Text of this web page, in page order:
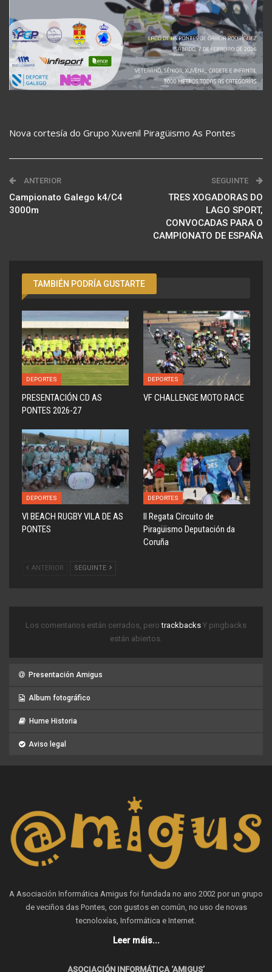
Nova cortesía do Grupo Xuvenil Piragüismo As Pontes
ANTERIOR
Campionato Galego k4/C4
3000m
SEGUINTE
TRES XOGADORAS DO
LAGO SPORT,
CONVOCADAS PARA O
CAMPIONATO DE ESPAÑA
TAMBIÉN PODRÍA GUSTARTE
DEPORTES
PRESENTACIÓN CD AS
PONTES 2026-27
DEPORTES
VF CHALLENGE MOTO RACE
DEPORTES
VI BEACH RUGBY VILA DE AS
PONTES
DEPORTES
ll Regata Circuito de
Piragüismo Deputación da
Coruña
ANTERIOR SEGUINTE
Los comentarios están cerrados, perotrackbacks Y pingbacks
están abiertos.
Presentación Amigus
Album fotográfico
Hume Historia
Aviso legal
A Asociación Informática Amigus foi fundada no ano 2002 por un grupo
de veciños das Pontes, con gustos en común, no uso de novas
tecnoloxías, Informática e Internet.
Leer máis...
ASOCIACIÓN INFORMÁTICA ‘AMIGUS’